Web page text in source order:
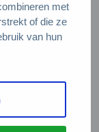
met
of die ze
van hun